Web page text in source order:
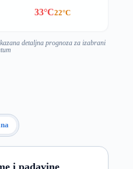
33°C22°C
detaljna prognoza za izabrani
i padavine